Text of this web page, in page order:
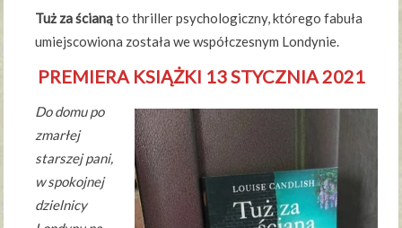
Tuż za ścianąto thriller psychologiczny, którego fabuła
umiejscowiona została we współczesnym Londynie.
PREMIERA KSIĄŻKI 13 STYCZNIA 2021
Do domu po
zmarłej
starszej pani,
w spokojnej
dzielnicy